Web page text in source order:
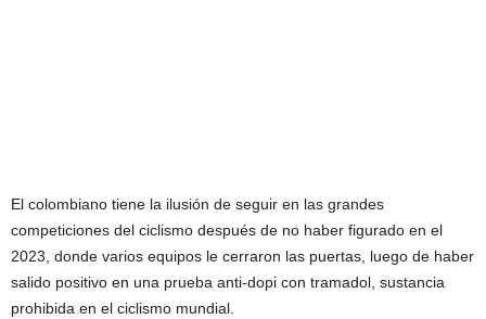
El colombiano tiene la ilusión de seguir en las grandes
competiciones del ciclismo después de no haber figurado en el
2023, donde varios equipos le cerraron las puertas, luego de haber
salido positivo en una prueba anti-dopi con tramadol, sustancia
prohibida en el ciclismo mundial.